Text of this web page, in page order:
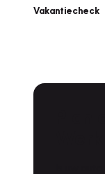
Vakantiecheck